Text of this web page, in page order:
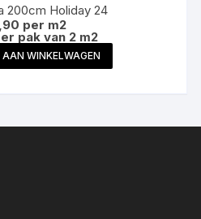
200cm Holiday 24
per m2
pak van 2 m2
WINKELWAGEN